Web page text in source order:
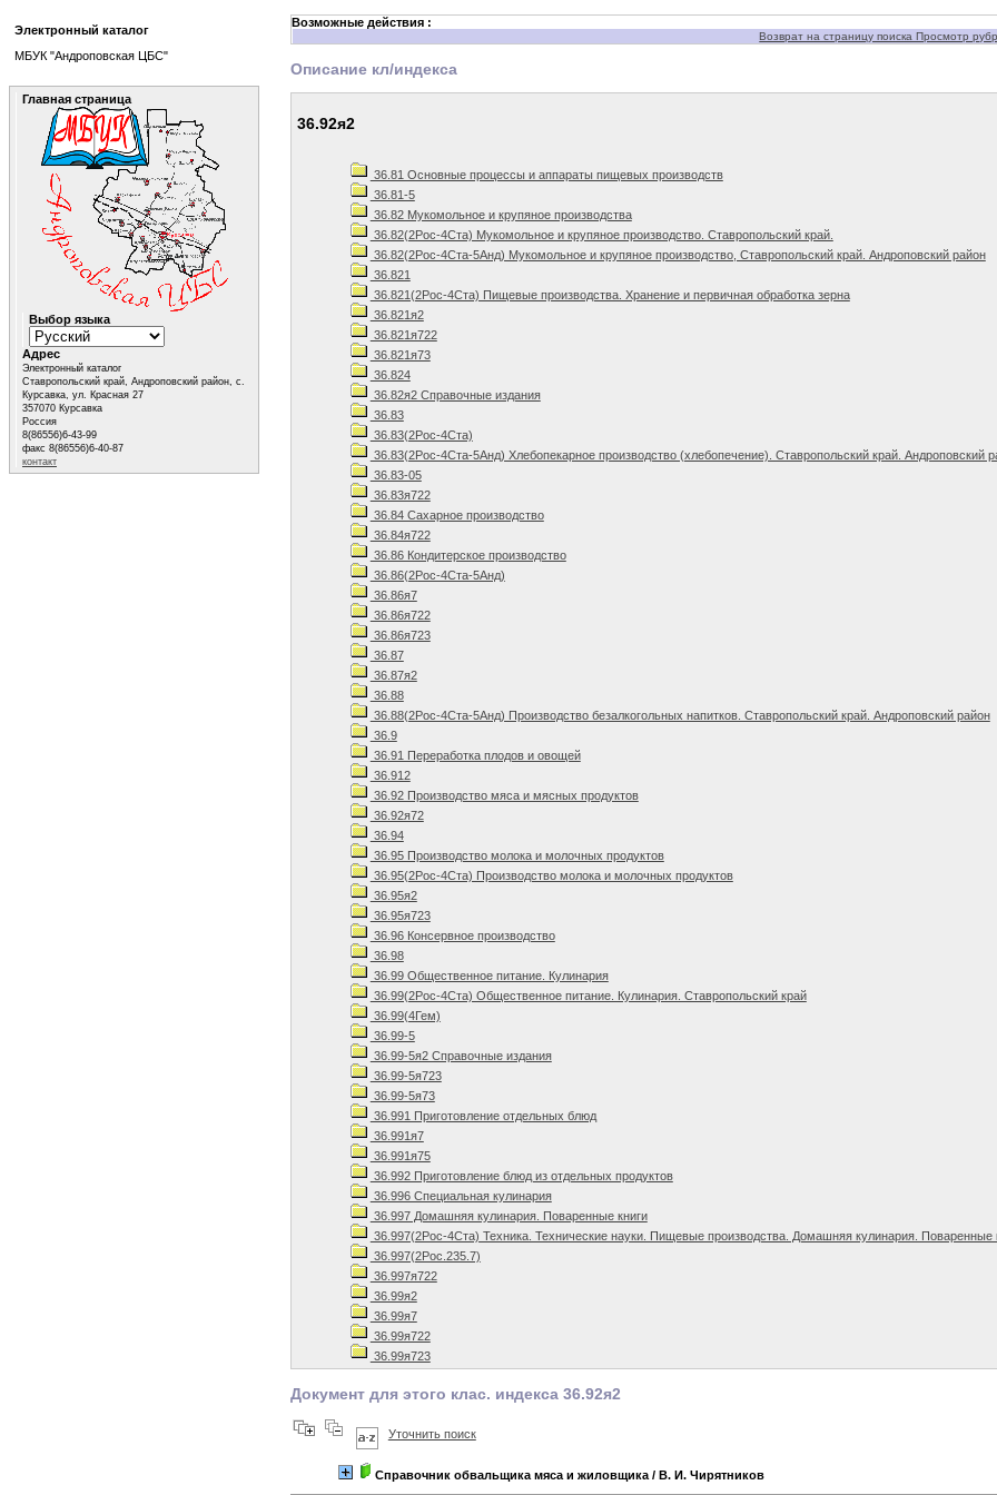
Возможные действия :
Возврат на страницу поиска Просмотр
Описание кл/индекса
36.92я2
36.81 Основные процессы и аппараты пищевых производств
36.81-5
36.82 Мукомольное и крупяное производства
36.82(2Рос-4Ста) Мукомольное и крупяное производство. Ставропольский край.
36.82(2Рос-4Ста-5Анд) Мукомольное и крупяное производство, Ставропольский край. Андроповский район
36.821
36.821(2Рос-4Ста) Пищевые производства. Хранение и первичная обработка зерна
36.821я2
36.821я722
36.821я73
36.824
36.82я2 Справочные издания
36.83
36.83(2Рос-4Ста)
36.83(2Рос-4Ста-5Анд) Хлебопекарное производство (хлебопечение). Ставропольский край. Андроповский
36.83-05
36.83я722
36.84 Сахарное производство
36.84я722
36.86 Кондитерское производство
36.86(2Рос-4Ста-5Анд)
36.86я7
36.86я722
36.86я723
36.87
36.87я2
36.88
36.88(2Рос-4Ста-5Анд) Производство безалкогольных напитков. Ставропольский край. Андроповский район
36.9
36.91 Переработка плодов и овощей
36.912
36.92 Производство мяса и мясных продуктов
36.92я72
36.94
36.95 Производство молока и молочных продуктов
36.95(2Рос-4Ста) Производство молока и молочных продуктов
36.95я2
36.95я723
36.96 Консервное производство
36.98
36.99 Общественное питание. Кулинария
36.99(2Рос-4Ста) Общественное питание. Кулинария. Ставропольский край
36.99(4Гем)
36.99-5
36.99-5я2 Справочные издания
36.99-5я723
36.99-5я73
36.991 Приготовление отдельных блюд
36.991я7
36.991я75
36.992 Приготовление блюд из отдельных продуктов
36.996 Специальная кулинария
36.997 Домашняя кулинария. Поваренные книги
36.997(2Рос-4Ста) Техника. Технические науки. Пищевые производства. Домашняя кулинария. Поваренные
36.997(2Рос.235.7)
36.997я722
36.99я2
36.99я7
36.99я722
36.99я723
Документ для этого клас. индекса 36.92я2
Уточнить поиск
Справочник обвальщика мяса и жиловщика/ В. И. Чирятников
Электронный каталог
МБУК "Андроповская ЦБС"
Главная страница
Выбор языка
Адрес
Электронный каталог
Ставропольский край, Андроповский район, с.
Курсавка, ул. Красная 27
357070 Курсавка
Россия
8(86556)6-43-99
факс 8(86556)6-40-87
контакт